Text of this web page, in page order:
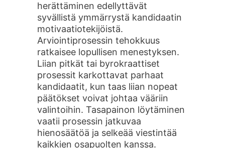
herättäminen edellyttävät
syvällistä ymmärrystä kandidaatin
motivaatiotekijöistä.
Arviointiprosessin tehokkuus
ratkaisee lopullisen menestyksen.
Liian pitkät tai byrokraattiset
prosessit karkottavat parhaat
kandidaatit, kun taas liian nopeat
päätökset voivat johtaa vääriin
valintoihin. Tasapainon löytäminen
vaatii prosessin jatkuvaa
hienosäätöä ja selkeää viestintää
kaikkien osapuolten kanssa.